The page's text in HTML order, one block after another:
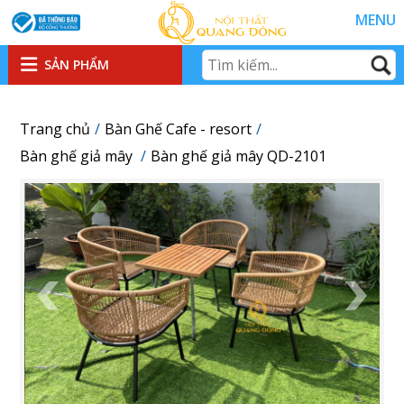
MENU
SẢN PHẨM
Trang chủ
Bàn Ghế Cafe - resort
Bàn ghế giả mây
Bàn ghế giả mây QD-2101